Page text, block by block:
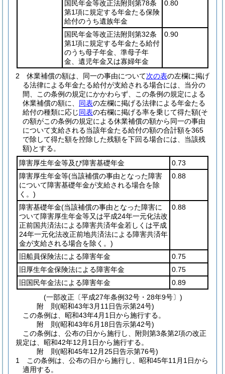
国民年金等改正法附則第78条
第1項に規定する年金たる保険
給付のうち遺族年金
0.80
国民年金等改正法附則第32条
第1項に規定する年金たる給付
のうち母子年金、準母子年
金、遺児年金又は寡婦年金
0.90
2 休業補償の額は、同一の事由について次の表の左欄に掲げ
る法律による年金たる給付が支給される場合には、当分の
間、この条例の規定にかかわらず、この条例の規定による
休業補償の額に、 同表の左欄に掲げる法律による年金たる
給付の種類に応じ同表の右欄に掲げる率を乗じて得た額(そ
の額がこの条例の規定による休業補償の額から同一の事由
について支給される当該年金たる給付の額の合計額を365
で除して得た額を控除した残額を下回る場合には、当該残
額)とする。
障害厚生年金等及び障害基礎年金
0.73
障害厚生年金等(当該補償の事由となった障害
について障害基礎年金が支給される場合を除
く。)
0.88
障害基礎年金(当該補償の事由となった障害に
ついて障害厚生年金等又は平成24年一元化法改
正前国共済法による障害共済年金若しくは平成
24年一元化法改正前地共済法による障害共済年
金が支給される場合を除く。)
0.88
旧船員保険法による障害年金
0.75
旧厚生年金保険法による障害年金
0.75
旧国民年金法による障害年金
0.89
(一部改正〔平成27年条例32号・28年9号〕)
附 則(昭和43年3月11日告示第24号)
この条例は、昭和43年4月1日から施行する。
附 則(昭和43年6月18日告示第42号)
この条例は、公布の日から施行し、附則第3条第2項の改正
規定は、昭和42年12月1日から施行する。
附 則(昭和45年12月25日告示第76号)
1
この条例は、公布の日から施行し、昭和45年11月1日から
適用する。